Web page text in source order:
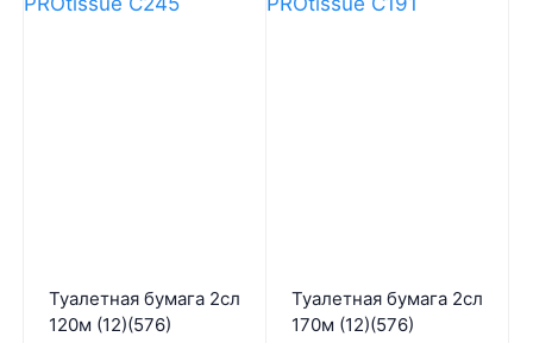
Туалетная бумага 2сл
120м (12)(576)
Туалетная бумага 2сл
170м (12)(576)